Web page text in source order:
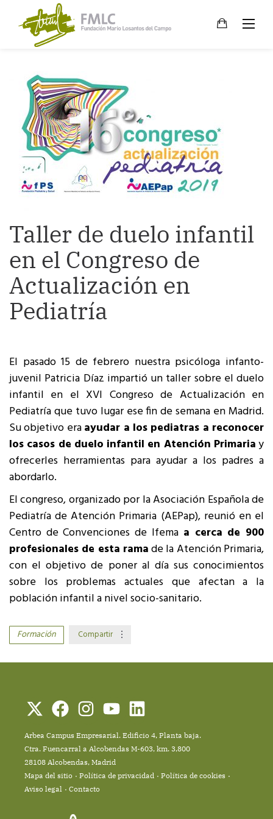
content
Taller de duelo infantil
en el Congreso de
Actualización en
Pediatría
El pasado 15 de febrero nuestra psicóloga infanto-
juvenil Patricia Díaz impartió un taller sobre el duelo
infantil en el XVI Congreso de Actualización en
Pediatría que tuvo lugar ese fin de semana en Madrid.
Su objetivo eraayudar a los pediatras a reconocer
los casos de duelo infantil en Atención Primariay
ofrecerles herramientas para ayudar a los padres a
abordarlo.
El congreso, organizado por la Asociación Española de
Pediatría de Atención Primaria (AEPap), reunió en el
Centro de Convenciones de Ifemaa cerca de 900
profesionales de esta ramade la Atención Primaria,
con el objetivo de poner al día sus conocimientos
sobre los problemas actuales que afectan a la
población infantil a nivel socio-sanitario.
Formación Compartir
Arbea Campus Empresarial. Edificio 4, Planta baja.
Ctra. Fuencarral a Alcobendas M-603, km. 3,800
28108 Alcobendas, Madrid
Mapa del sitio
Política de privacidad
Política de cookies
Aviso legal
Contacto